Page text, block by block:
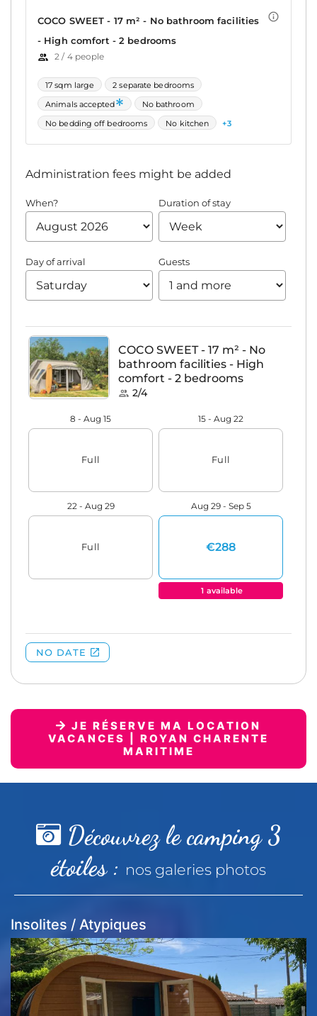
JE RÉSERVE MA LOCATION
VACANCES | ROYAN CHARENTE
MARITIME
Découvrez le camping 3
étoiles : nos galeries photos
Insolites / Atypiques